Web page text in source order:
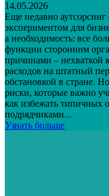
14.05.2026
Еще недавно
экспериментом для
а необходимость: все
функции сторонним
причинами – нехваткой
расходов на штатный
обстановкой в стране.
риски, которые важно
как избежать типичных
подрядчиками...
Узнать больше